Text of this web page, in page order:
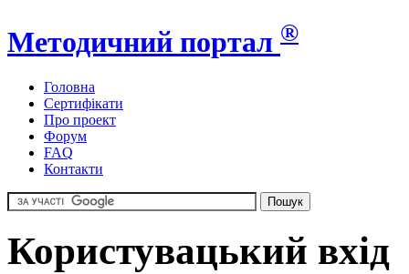
Методичний портал ®
Головна
Сертифікати
Про проект
Форум
FAQ
Контакти
Користувацький вхід